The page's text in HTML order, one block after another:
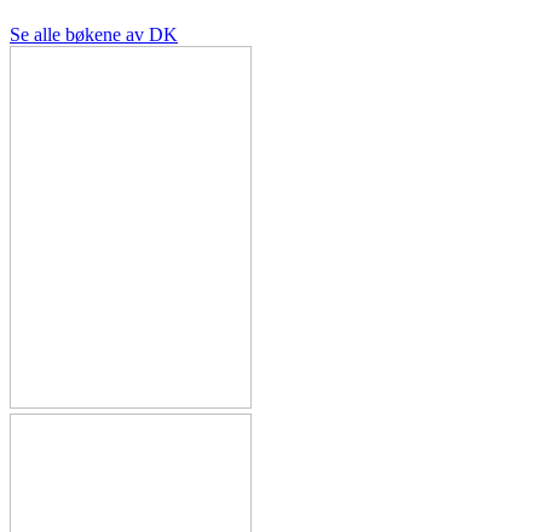
Se alle bøkene av DK